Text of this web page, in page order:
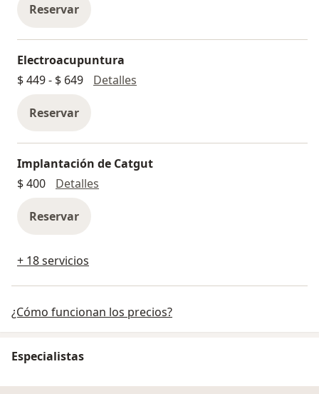
Reservar
Electroacupuntura
$ 449 - $ 649
Detalles
Reservar
Implantación de Catgut
$ 400
Detalles
Reservar
+ 18 servicios
¿Cómo funcionan los precios?
Especialistas